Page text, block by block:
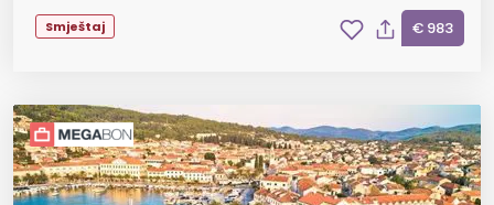
Smještaj € 983